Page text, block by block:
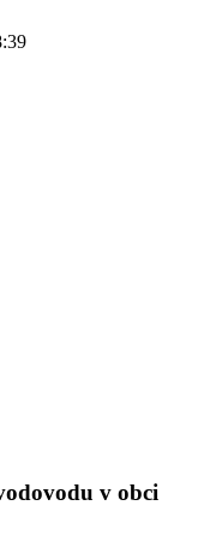
v obci